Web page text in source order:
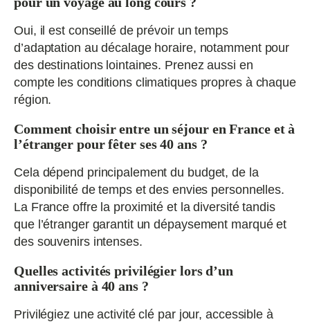
Oui, il est conseillé de prévoir un temps
d’adaptation au décalage horaire, notamment pour
des destinations lointaines. Prenez aussi en
compte les conditions climatiques propres à chaque
région.
Comment choisir entre un séjour en France et à
l’étranger pour fêter ses 40 ans ?
Cela dépend principalement du budget, de la
disponibilité de temps et des envies personnelles.
La France offre la proximité et la diversité tandis
que l’étranger garantit un dépaysement marqué et
des souvenirs intenses.
Quelles activités privilégier lors d’un
anniversaire à 40 ans ?
Privilégiez une activité clé par jour, accessible à